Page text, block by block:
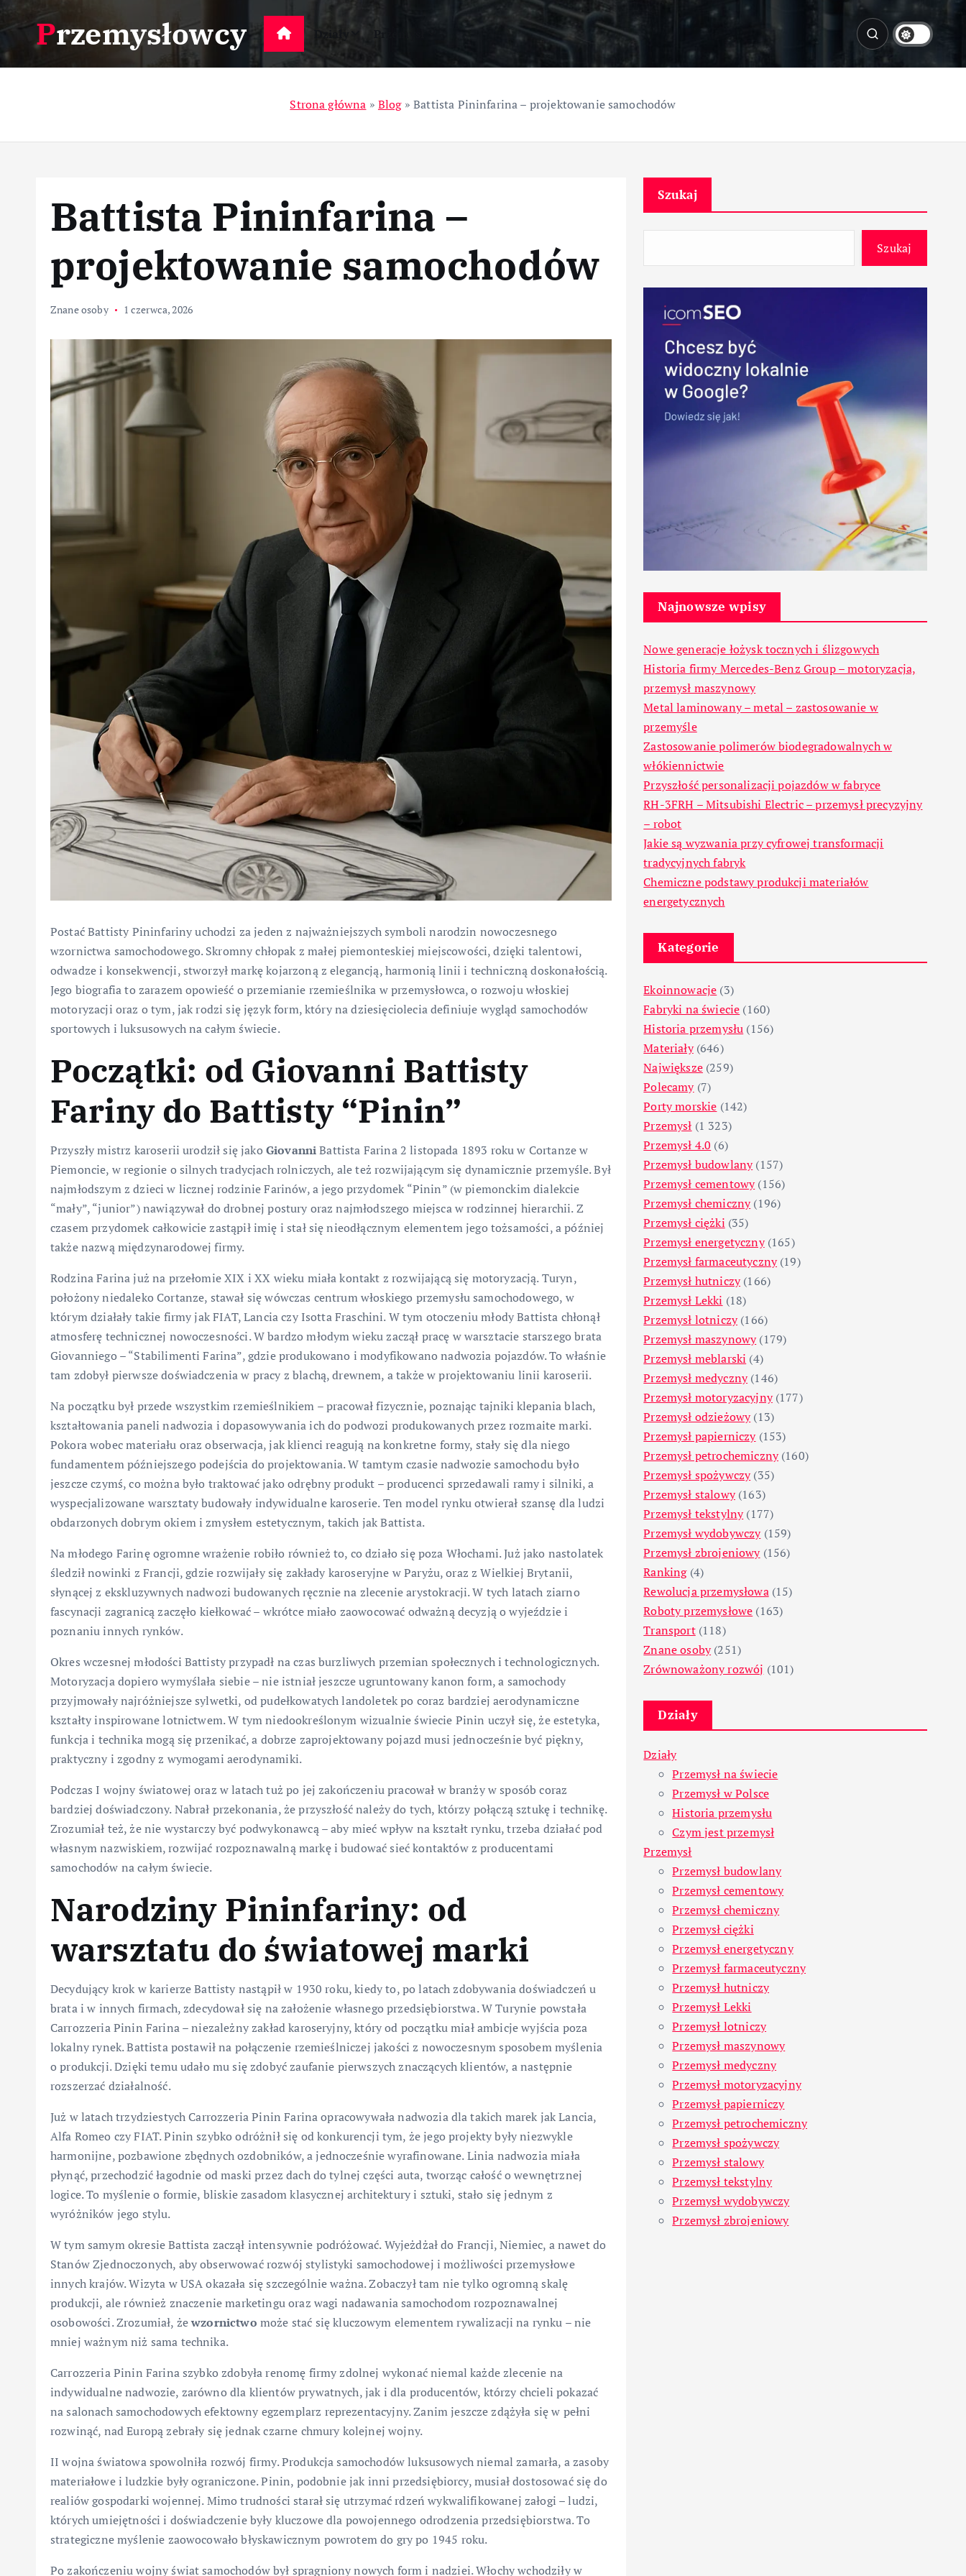
k
p
o
Przemysłowcy Przemysł
Strona główna » Blog»Battista Pininfarina – projektowanie samochodów
Battista Pininfarina –
projektowanie samochodów
Znane osoby 1 czerwca, 2026
Postać Battisty Pininfariny uchodzi za jeden z najważniejszych symboli narodzin nowoczesnego
wzornictwa samochodowego. Skromny chłopak z małej piemonteskiej miejscowości, dzięki talentowi,
odwadze i konsekwencji, stworzył markę kojarzoną z elegancją, harmonią linii i techniczną doskonałością.
Jego biografia to zarazem opowieść o przemianie rzemieślnika w przemysłowca, o rozwoju włoskiej
motoryzacji oraz o tym, jak rodzi się język form, który na dziesięciolecia definiuje wygląd samochodów
sportowych i luksusowych na całym świecie.
Początki: od Giovanni Battisty
Fariny do Battisty “Pinin”
Przyszły mistrz karoserii urodził się jakoGiovanniBattista Farina 2 listopada 1893 roku w Cortanze w
Piemoncie, w regionie o silnych tradycjach rolniczych, ale też rozwijającym się dynamicznie przemyśle. Był
najmłodszym z dzieci w licznej rodzinie Farinów, a jego przydomek “Pinin” (w piemonckim dialekcie
“mały”, “junior”) nawiązywał do drobnej postury oraz najmłodszego miejsca w rodzinnej hierarchii. Z
czasem przydomek całkowicie zastąpił imię i stał się nieodłącznym elementem jego tożsamości, a później
także nazwą międzynarodowej firmy.
Rodzina Farina już na przełomie XIX i XX wieku miała kontakt z rozwijającą się motoryzacją. Turyn,
położony niedaleko Cortanze, stawał się wówczas centrum włoskiego przemysłu samochodowego, w
którym działały takie firmy jak FIAT, Lancia czy Isotta Fraschini. W tym otoczeniu młody Battista chłonął
atmosferę technicznej nowoczesności. W bardzo młodym wieku zaczął pracę w warsztacie starszego brata
Giovanniego – “Stabilimenti Farina”, gdzie produkowano i modyfikowano nadwozia pojazdów. To właśnie
tam zdobył pierwsze doświadczenia w pracy z blachą, drewnem, a także w projektowaniu linii karoserii.
Na początku był przede wszystkim rzemieślnikiem – pracował fizycznie, poznając tajniki klepania blach,
kształtowania paneli nadwozia i dopasowywania ich do podwozi produkowanych przez rozmaite marki.
Pokora wobec materiału oraz obserwacja, jak klienci reagują na konkretne formy, stały się dla niego
fundamentem późniejszego podejścia do projektowania. W tamtym czasie nadwozie samochodu było
jeszcze czymś, co można było traktować jako odrębny produkt – producenci sprzedawali ramy i silniki, a
wyspecjalizowane warsztaty budowały indywidualne karoserie. Ten model rynku otwierał szansę dla ludzi
obdarzonych dobrym okiem i zmysłem estetycznym, takich jak Battista.
Na młodego Farinę ogromne wrażenie robiło również to, co działo się poza Włochami. Już jako nastolatek
śledził nowinki z Francji, gdzie rozwijały się zakłady karoseryjne w Paryżu, oraz z Wielkiej Brytanii,
słynącej z ekskluzywnych nadwozi budowanych ręcznie na zlecenie arystokracji. W tych latach ziarno
fascynacji zagranicą zaczęło kiełkować – wkrótce miało zaowocować odważną decyzją o wyjeździe i
poznaniu innych rynków.
Okres wczesnej młodości Battisty przypadł na czas burzliwych przemian społecznych i technologicznych.
Motoryzacja dopiero wymyślała siebie – nie istniał jeszcze ugruntowany kanon form, a samochody
przyjmowały najróżniejsze sylwetki, od pudełkowatych landoletek po coraz bardziej aerodynamiczne
kształty inspirowane lotnictwem. W tym niedookreślonym wizualnie świecie Pinin uczył się, że estetyka,
funkcja i technika mogą się przenikać, a dobrze zaprojektowany pojazd musi jednocześnie być piękny,
praktyczny i zgodny z wymogami aerodynamiki.
Podczas I wojny światowej oraz w latach tuż po jej zakończeniu pracował w branży w sposób coraz
bardziej doświadczony. Nabrał przekonania, że przyszłość należy do tych, którzy połączą sztukę i technikę.
Zrozumiał też, że nie wystarczy być podwykonawcą – aby mieć wpływ na kształt rynku, trzeba działać pod
własnym nazwiskiem, rozwijać rozpoznawalną markę i budować sieć kontaktów z producentami
samochodów na całym świecie.
Narodziny Pininfariny: od
warsztatu do światowej marki
Decydujący krok w karierze Battisty nastąpił w 1930 roku, kiedy to, po latach zdobywania doświadczeń u
brata i w innych firmach, zdecydował się na założenie własnego przedsiębiorstwa. W Turynie powstała
Carrozzeria Pinin Farina – niezależny zakład karoseryjny, który od początku miał ambicje wyjścia poza
lokalny rynek. Battista postawił na połączenie rzemieślniczej jakości z nowoczesnym sposobem myślenia
o produkcji. Dzięki temu udało mu się zdobyć zaufanie pierwszych znaczących klientów, a następnie
rozszerzać działalność.
Już w latach trzydziestych Carrozzeria Pinin Farina opracowywała nadwozia dla takich marek jak Lancia,
Alfa Romeo czy FIAT. Pinin szybko odróżnił się od konkurencji tym, że jego projekty były niezwykle
harmonijne, pozbawione zbędnych ozdobników, a jednocześnie wyrafinowane. Linia nadwozia miała
płynąć, przechodzić łagodnie od maski przez dach do tylnej części auta, tworząc całość o wewnętrznej
logice. To myślenie o formie, bliskie zasadom klasycznej architektury i sztuki, stało się jednym z
wyróżników jego stylu.
W tym samym okresie Battista zaczął intensywnie podróżować. Wyjeżdżał do Francji, Niemiec, a nawet do
Stanów Zjednoczonych, aby obserwować rozwój stylistyki samochodowej i możliwości przemysłowe
innych krajów. Wizyta w USA okazała się szczególnie ważna. Zobaczył tam nie tylko ogromną skalę
produkcji, ale również znaczenie marketingu oraz wagi nadawania samochodom rozpoznawalnej
osobowości. Zrozumiał, żewzornictwo może stać się kluczowym elementem rywalizacji na rynku – nie
mniej ważnym niż sama technika.
Carrozzeria Pinin Farina szybko zdobyła renomę firmy zdolnej wykonać niemal każde zlecenie na
indywidualne nadwozie, zarówno dla klientów prywatnych, jak i dla producentów, którzy chcieli pokazać
na salonach samochodowych efektowny egzemplarz reprezentacyjny. Zanim jeszcze zdążyła się w pełni
rozwinąć, nad Europą zebrały się jednak czarne chmury kolejnej wojny.
II wojna światowa spowolniła rozwój firmy. Produkcja samochodów luksusowych niemal zamarła, a zasoby
materiałowe i ludzkie były ograniczone. Pinin, podobnie jak inni przedsiębiorcy, musiał dostosować się do
realiów gospodarki wojennej. Mimo trudności starał się utrzymać rdzeń wykwalifikowanej załogi – ludzi,
których umiejętności i doświadczenie były kluczowe dla powojennego odrodzenia przedsiębiorstwa. To
strategiczne myślenie zaowocowało błyskawicznym powrotem do gry po 1945 roku.
Po zakończeniu wojny świat samochodów był spragniony nowych form i nadziei. Włochy wchodziły w
Szukaj
Szukaj
Najnowsze wpisy
Nowe generacje łożysk tocznych i ślizgowych
Historia firmy Mercedes-Benz Group – motoryzacja,
przemysł maszynowy
Metal laminowany – metal – zastosowanie w
przemyśle
Zastosowanie polimerów biodegradowalnych w
włókiennictwie
Przyszłość personalizacji pojazdów w fabryce
RH-3FRH – Mitsubishi Electric – przemysł precyzyjny
– robot
Jakie są wyzwania przy cyfrowej transformacji
tradycyjnych fabryk
Chemiczne podstawy produkcji materiałów
energetycznych
Kategorie
Ekoinnowacje (3)
Fabryki na świecie (160)
Historia przemysłu (156)
Materiały(646)
Największe(259)
Polecamy(7)
Porty morskie (142)
Przemysł (1 323)
Przemysł 4.0 (6)
Przemysł budowlany(157)
Przemysł cementowy(156)
Przemysł chemiczny(196)
Przemysł ciężki (35)
Przemysł energetyczny(165)
Przemysł farmaceutyczny(19)
Przemysł hutniczy(166)
Przemysł Lekki (18)
Przemysł lotniczy(166)
Przemysł maszynowy(179)
Przemysł meblarski (4)
Przemysł medyczny(146)
Przemysł motoryzacyjny(177)
Przemysł odzieżowy(13)
Przemysł papierniczy(153)
Przemysł petrochemiczny(160)
Przemysł spożywczy(35)
Przemysł stalowy(163)
Przemysł tekstylny(177)
Przemysł wydobywczy(159)
Przemysł zbrojeniowy(156)
Ranking(4)
Rewolucja przemysłowa(15)
Roboty przemysłowe (163)
Transport(118)
Znane osoby(251)
Zrównoważony rozwój (101)
Działy
Działy
Przemysł na świecie
Przemysł w Polsce
Historia przemysłu
Czym jest przemysł
Przemysł
Przemysł budowlany
Przemysł cementowy
Przemysł chemiczny
Przemysł ciężki
Przemysł energetyczny
Przemysł farmaceutyczny
Przemysł hutniczy
Przemysł Lekki
Przemysł lotniczy
Przemysł maszynowy
Przemysł medyczny
Przemysł motoryzacyjny
Przemysł papierniczy
Przemysł petrochemiczny
Przemysł spożywczy
Przemysł stalowy
Przemysł tekstylny
Przemysł wydobywczy
Przemysł zbrojeniowy